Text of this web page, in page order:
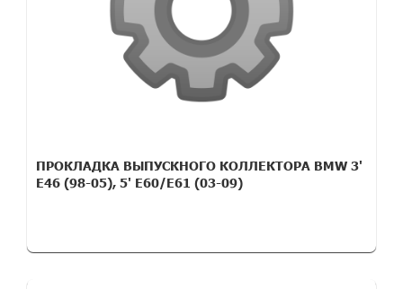
ПРОКЛАДКА ВЫПУСКНОГО КОЛЛЕКТОРА BMW 3'
E46 (98-05), 5' E60/E61 (03-09)